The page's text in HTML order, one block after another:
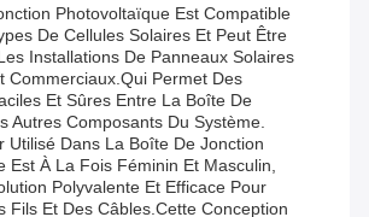
Photovoltaïque Est Compatible
De Cellules Solaires Et Peut Être
Installations De Panneaux Solaires
Commerciaux.qui Permet Des
Et Sûres Entre La Boîte De
Autres Composants Du Système.
Utilisé Dans La Boîte De Jonction
Est À La Fois Féminin Et Masculin,
Polyvalente Et Efficace Pour
Fils Et Des Câbles.Cette Conception